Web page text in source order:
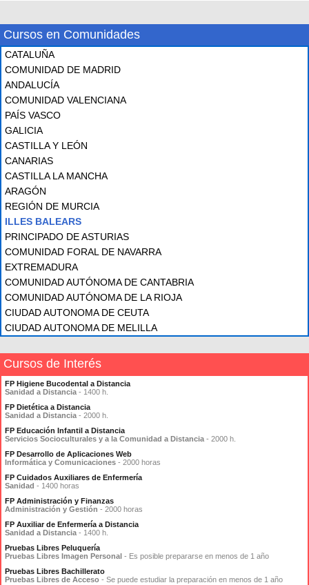
Cursos en Comunidades
CATALUÑA
COMUNIDAD DE MADRID
ANDALUCÍA
COMUNIDAD VALENCIANA
PAÍS VASCO
GALICIA
CASTILLA Y LEÓN
CANARIAS
CASTILLA LA MANCHA
ARAGÓN
REGIÓN DE MURCIA
ILLES BALEARS
PRINCIPADO DE ASTURIAS
COMUNIDAD FORAL DE NAVARRA
EXTREMADURA
COMUNIDAD AUTÓNOMA DE CANTABRIA
COMUNIDAD AUTÓNOMA DE LA RIOJA
CIUDAD AUTONOMA DE CEUTA
CIUDAD AUTONOMA DE MELILLA
Cursos de Interés
FP Higiene Bucodental a Distancia
Sanidad a Distancia - 1400 h.
FP Dietética a Distancia
Sanidad a Distancia - 2000 h.
FP Educación Infantil a Distancia
Servicios Socioculturales y a la Comunidad a Distancia - 2000 h.
FP Desarrollo de Aplicaciones Web
Informática y Comunicaciones - 2000 horas
FP Cuidados Auxiliares de Enfermería
Sanidad - 1400 horas
FP Administración y Finanzas
Administración y Gestión - 2000 horas
FP Auxiliar de Enfermería a Distancia
Sanidad a Distancia - 1400 h.
Pruebas Libres Peluquería
Pruebas Libres Imagen Personal - Es posible prepararse en menos de 1 año
Pruebas Libres Bachillerato
Pruebas Libres de Acceso - Se puede estudiar la preparación en menos de 1 año